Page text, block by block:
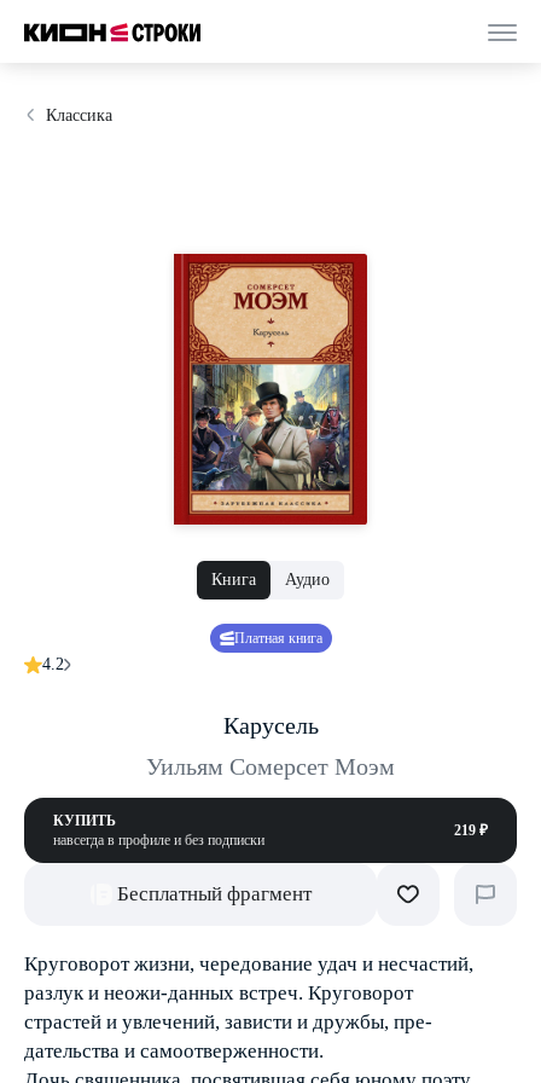
Классика
Книга Аудио
Платная книга
4.2
Карусель
Уильям Сомерсет Моэм
КУПИТЬ
навсегда в профиле и без подписки
219 ₽
Бесплатный фрагмент
Круговорот жизни, чередование удач и несчастий,
разлук и неожи-данных встреч. Круговорот
страстей и увлечений, зависти и дружбы, пре-
дательства и самоотверженности.